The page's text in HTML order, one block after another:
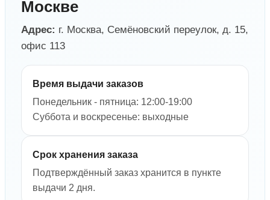
Москве
Адрес: г. Москва, Семёновский переулок, д. 15,
офис 113
Время выдачи заказов
Понедельник - пятница: 12:00-19:00
Суббота и воскресенье: выходные
Срок хранения заказа
Подтверждённый заказ хранится в пункте
выдачи 2 дня.